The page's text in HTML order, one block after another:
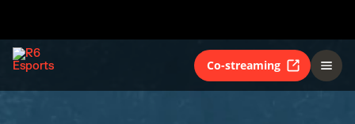
Co-streaming